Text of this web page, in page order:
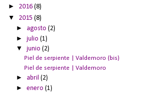
► 2016 (8)
▼ 2015 (8)
►
agosto(2)
►julio(1)
▼junio(2)
Piel de serpiente | Valdemoro (bis)
Piel de serpiente | Valdemoro
► abril(2)
►enero(1)